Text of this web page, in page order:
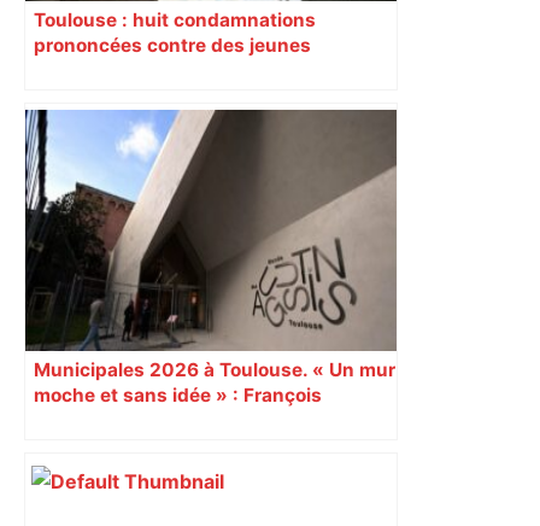
Toulouse : huit condamnations
prononcées contre des jeunes
Municipales 2026 à Toulouse. « Un mur
moche et sans idée » : François
Augustins